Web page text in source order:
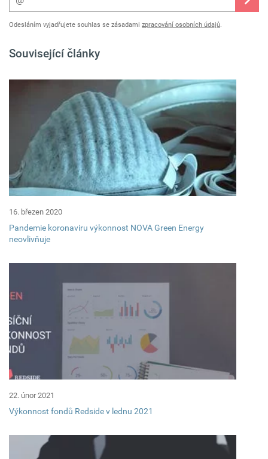
Odesláním vyjadřujete souhlas se zásadami zpracování osobních údajů.
Související články
16. březen 2020
Pandemie koronaviru výkonnost NOVA Green Energy
neovlivňuje
22. únor 2021
Výkonnost fondů Redside v lednu 2021